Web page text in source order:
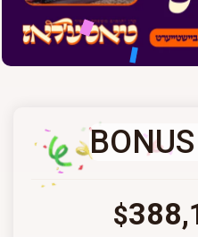
$